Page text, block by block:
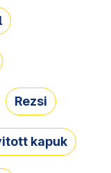
Rezsi
kapuk